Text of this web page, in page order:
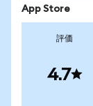
App Store
評価
4.7